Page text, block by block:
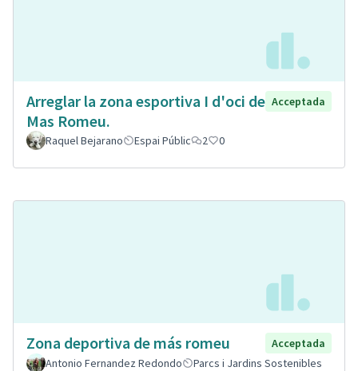
Arreglar la zona esportiva I d'oci de
Mas Romeu.
Acceptada
Raquel Bejarano Espai Públic 2 0
Zona deportiva de más romeu
Acceptada
Antonio Fernandez Redondo
Parcs i Jardins Sostenibles